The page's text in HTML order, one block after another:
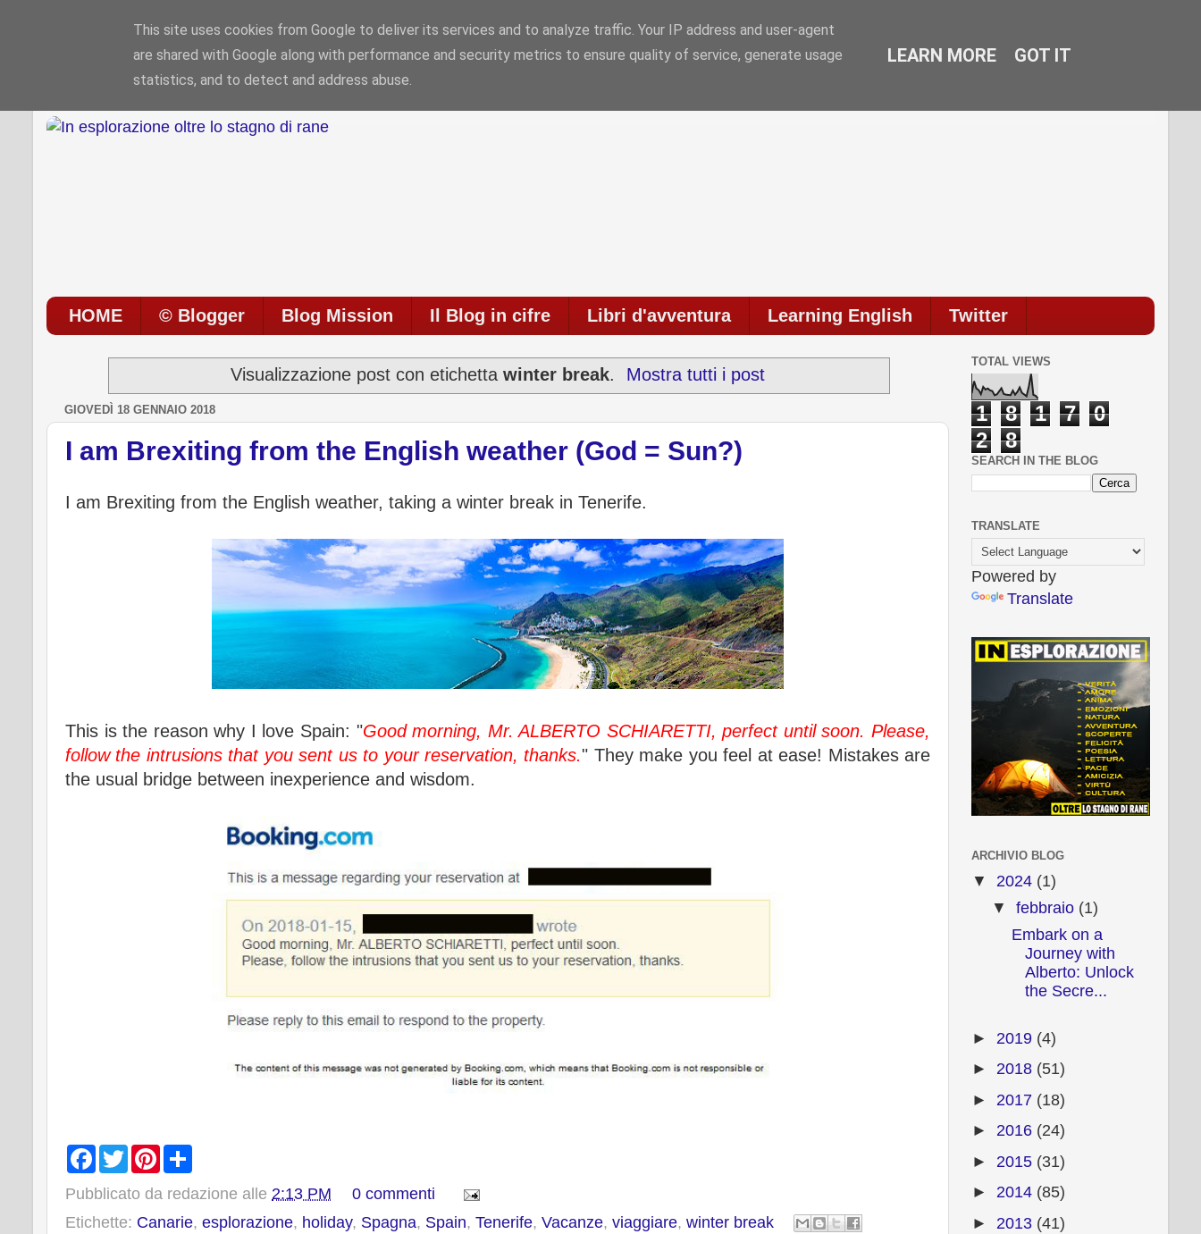
5:21:32 PMdiVenerdì 07 / 08 / 2026Il blog è in onda da
HOME © Blogger Blog Mission Il Blog in cifre Libri d'avventura Learning English Twitter
Visualizzazione post con etichetta winter break. Mostra tutti i post
GIOVEDÌ 18 GENNAIO 2018
I am Brexiting from the English weather (God = Sun?)
I am Brexiting from the English weather, taking a winter break in Tenerife.
This is the reason why I love Spain: "Good morning, Mr. ALBERTO SCHIARETTI, perfect until soon. Please,
follow the intrusions that you sent us to your reservation, thanks." They make you feel at ease! Mistakes are
the usual bridge between inexperience and wisdom.
F
a
e
o
T
w
t
e
P
t
r
r
Pubblicato da redazione alle 2:13 PM
0 commenti
Etichette: Canarie, esplorazione, holiday, Spagna, Spain, Tenerife, Vacanze, viaggiare, winter break
TOTAL VIEWS
1 8 1 7
0
2
8
SEARCH IN THE BLOG
TRANSLATE
Powered by
Translate
ARCHIVIO BLOG
▼ 2024 (1)
▼ febbraio (1)
Embark on a
Journey with
Alberto: Unlock
the Secre...
► 2019 (4)
► 2018 (51)
► 2017 (18)
► 2016 (24)
► 2015 (31)
► 2014 (85)
► 2013 (41)
This site uses cookies from Google to deliver its services and to analyze traffic. Your IP address and user-agent
are shared with Google along with performance and security metrics to ensure quality of service, generate usage
statistics, and to detect and address abuse.
LEARN MORE GOT IT